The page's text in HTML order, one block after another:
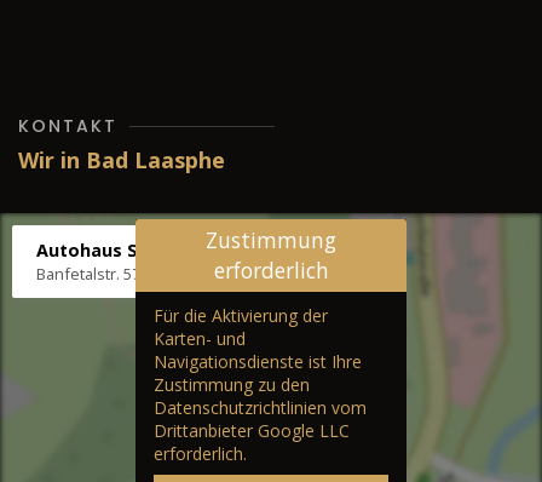
KONTAKT
Wir in Bad Laasphe
Autohaus Stenger
Banfetalstr. 57, 57334 Bad Laasphe
Zustimmung
erforderlich
Für die Aktivierung der
Karten- und
Navigationsdienste ist Ihre
Zustimmung zu den
Datenschutzrichtlinien vom
Drittanbieter Google LLC
erforderlich.